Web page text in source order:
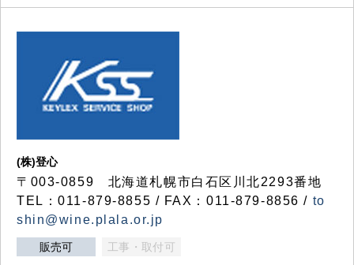
(株)登心
〒003-0859 北海道札幌市白石区川北2293番地
TEL：011-879-8855 / FAX：011-879-8856 / to
shin@wine.plala.or.jp
販売可 工事・取付可